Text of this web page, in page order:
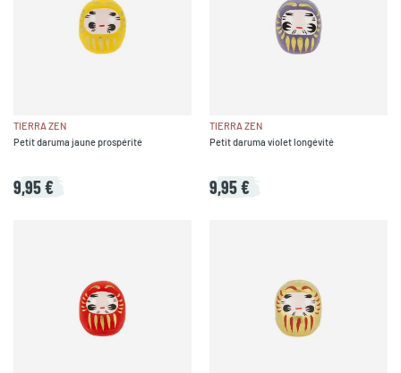
TIERRA ZEN
Petit daruma jaune prospérité
9,95 €
TIERRA ZEN
Petit daruma violet longévité
9,95 €